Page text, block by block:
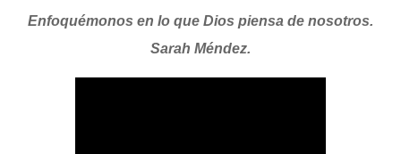
Enfoquémonos en lo que Dios piensa de nosotros.
Sarah Méndez.